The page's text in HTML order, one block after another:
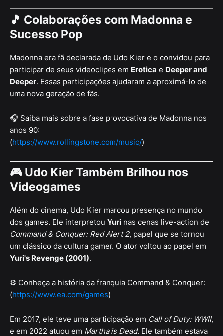
🎵 Colaborações com Madonna e
Sucesso Pop
Madonna era fã declarada de Udo Kier e o convidou para
participar de seus videoclipes em Erotica e Deeper and
Deeper. Essas participações ajudaram a aproximá-lo de
uma nova geração de fãs.
🎧 Saiba mais sobre a fase provocativa de Madonna nos
anos 90:
(https://www.rollingstone.com/music/)
🎮 Udo Kier Também Brilhou nos
Videogames
Além do cinema, Udo Kier marcou presença no mundo
dos games. Ele interpretou Yuri nas cenas live-action de
Command & Conquer: Red Alert 2, papel que se tornou
um clássico da cultura gamer. O ator voltou ao papel em
Yuri's Revenge (2001).
⚙️ Conheça a história da franquia Command & Conquer:
(https://www.ea.com/games)
Em 2017, ele teve uma participação em Call of Duty: WWII,
e em 2022 atuou em Martha is Dead. Ele também estava